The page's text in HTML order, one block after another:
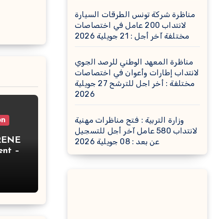
–
مناظرة شركة تونس الطرقات السيارة
لانتداب 200 عامل في اختصاصات
مختلفة آخر أجل : 21 جويلية 2026
مناظرة المعهد الوطني للرصد الجوي
لانتداب إطارات وأعوان في اختصاصات
مختلفة : أخر اجل للترشح 27 جويلية
2026
وزارة التربية : فتح مناظرات مهنية
لانتداب 580 عامل آخر أجل للتسجيل
عن بعد : 08 جويلية 2026